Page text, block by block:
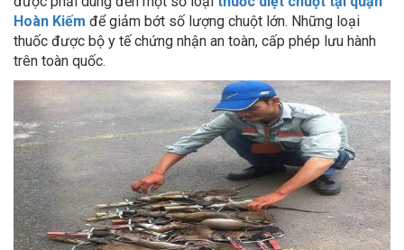
Hoàn Kiếm để giảm bớt số lượng chuột lớn. Những loại
thuốc được bộ y tế chứng nhận an toàn, cấp phép lưu hành
trên toàn quốc.